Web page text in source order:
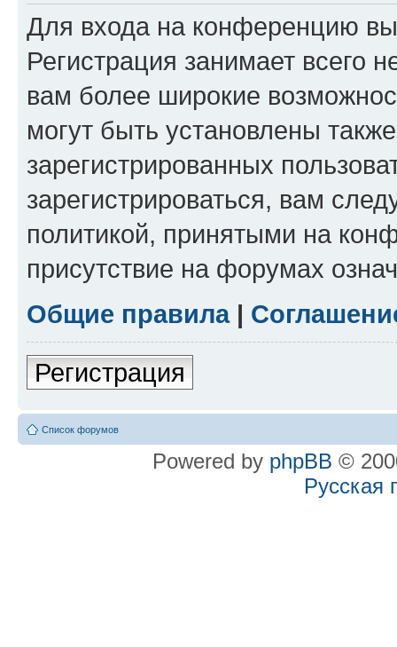
Для входа на конференцию
Регистрация занимает всего
вам более широкие
могут быть установлены
зарегистрированных
зарегистрироваться, вам
политикой, принятыми на
присутствие на форумах
Общие правила|
Регистрация
Список форумов
Powered by phpBB ©
Русская